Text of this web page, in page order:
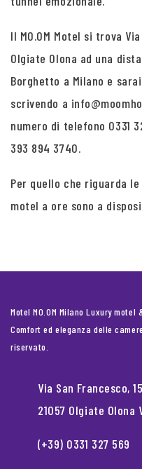
Il MO.OM Motel si trova
Olgiate Olona ad una
Borghetto a Milano e
scrivendo a
numero di telefono 0331
393 894 3740.
Per quello che riguarda
motel a ore sono a
Motel MO.OM Milano Luxury
Comfort ed eleganza delle
riservato.
Via San Francesco, 15
21057 Olgiate Olona
(+39) 0331 327 569